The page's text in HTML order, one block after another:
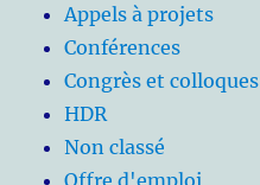
Appels à projets
Conférences
Congrès et colloques
HDR
Non classé
Offre d'emploi